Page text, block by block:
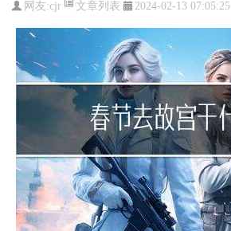
网友:cjr 文章列表 2024-02-13 07:05:25